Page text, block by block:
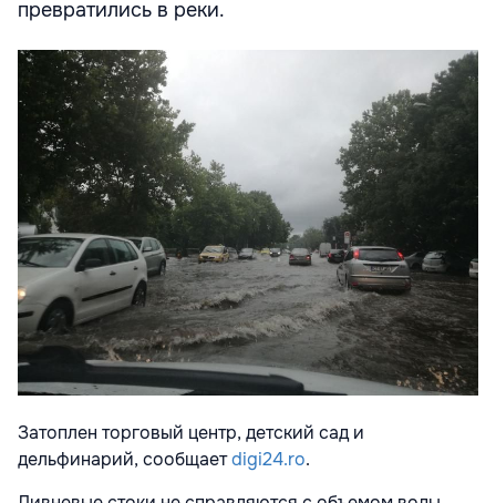
превратились в реки.
Затоплен торговый центр, детский сад и
дельфинарий, сообщаетdigi24.ro.